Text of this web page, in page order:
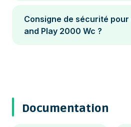
Consigne de sécurité pour
and Play 2000 Wc ?
Documentation